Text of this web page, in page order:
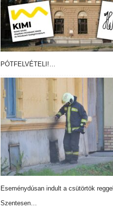
PÓTFELVÉTELI!…
Eseménydúsan indult a csütörtök reggel
Szentesen…